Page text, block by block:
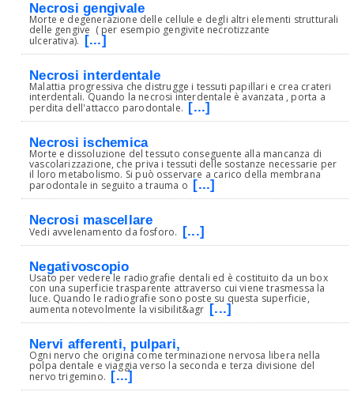
Necrosi gengivale
Morte e degenerazione delle cellule e degli altri elementi strutturali
delle gengive ( per esempio gengivite necrotizzante
ulcerativa). [...]
Necrosi interdentale
Malattia progressiva che distrugge i tessuti papillari e crea crateri
interdentali. Quando la necrosi interdentale è avanzata , porta a
perdita dell'attacco parodontale. [...]
Necrosi ischemica
Morte e dissoluzione del tessuto conseguente alla mancanza di
vascolarizzazione, che priva i tessuti delle sostanze necessarie per
il loro metabolismo. Si può osservare a carico della membrana
parodontale in seguito a trauma o [...]
Necrosi mascellare
Vedi avvelenamento da fosforo. [...]
Negativoscopio
Usato per vedere le radiografie dentali ed è costituito da un box
con una superficie trasparente attraverso cui viene trasmessa la
luce. Quando le radiografie sono poste su questa superficie,
aumenta notevolmente la visibilit&agr [...]
Nervi afferenti, pulpari,
Ogni nervo che origina come terminazione nervosa libera nella
polpa dentale e viaggia verso la seconda e terza divisione del
nervo trigemino. [...]